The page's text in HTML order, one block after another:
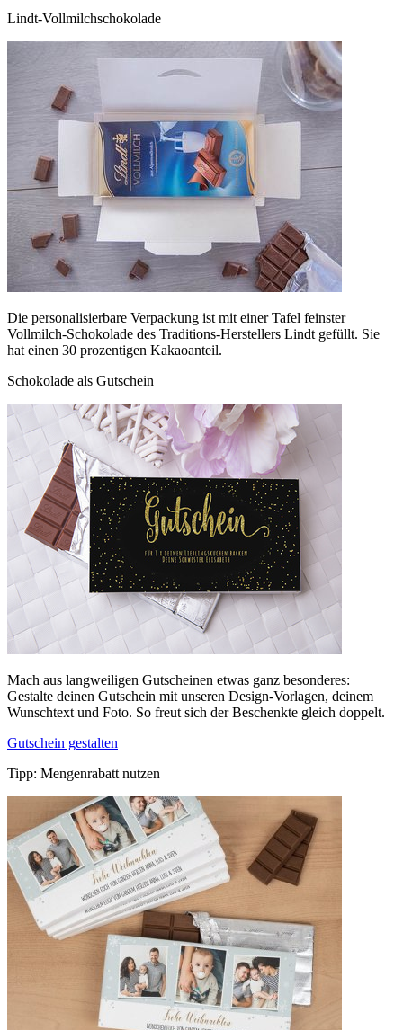
Lindt-Vollmilchschokolade
Die personalisierbare Verpackung ist mit einer Tafel feinster
Vollmilch-Schokolade des Traditions-Herstellers Lindt gefüllt. Sie
hat einen 30 prozentigen Kakaoanteil.
Schokolade als Gutschein
Mach aus langweiligen Gutscheinen etwas ganz besonderes:
Gestalte deinen Gutschein mit unseren Design-Vorlagen, deinem
Wunschtext und Foto. So freut sich der Beschenkte gleich doppelt.
Gutschein gestalten
Tipp: Mengenrabatt nutzen